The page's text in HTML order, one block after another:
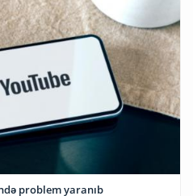
problem yaranıb